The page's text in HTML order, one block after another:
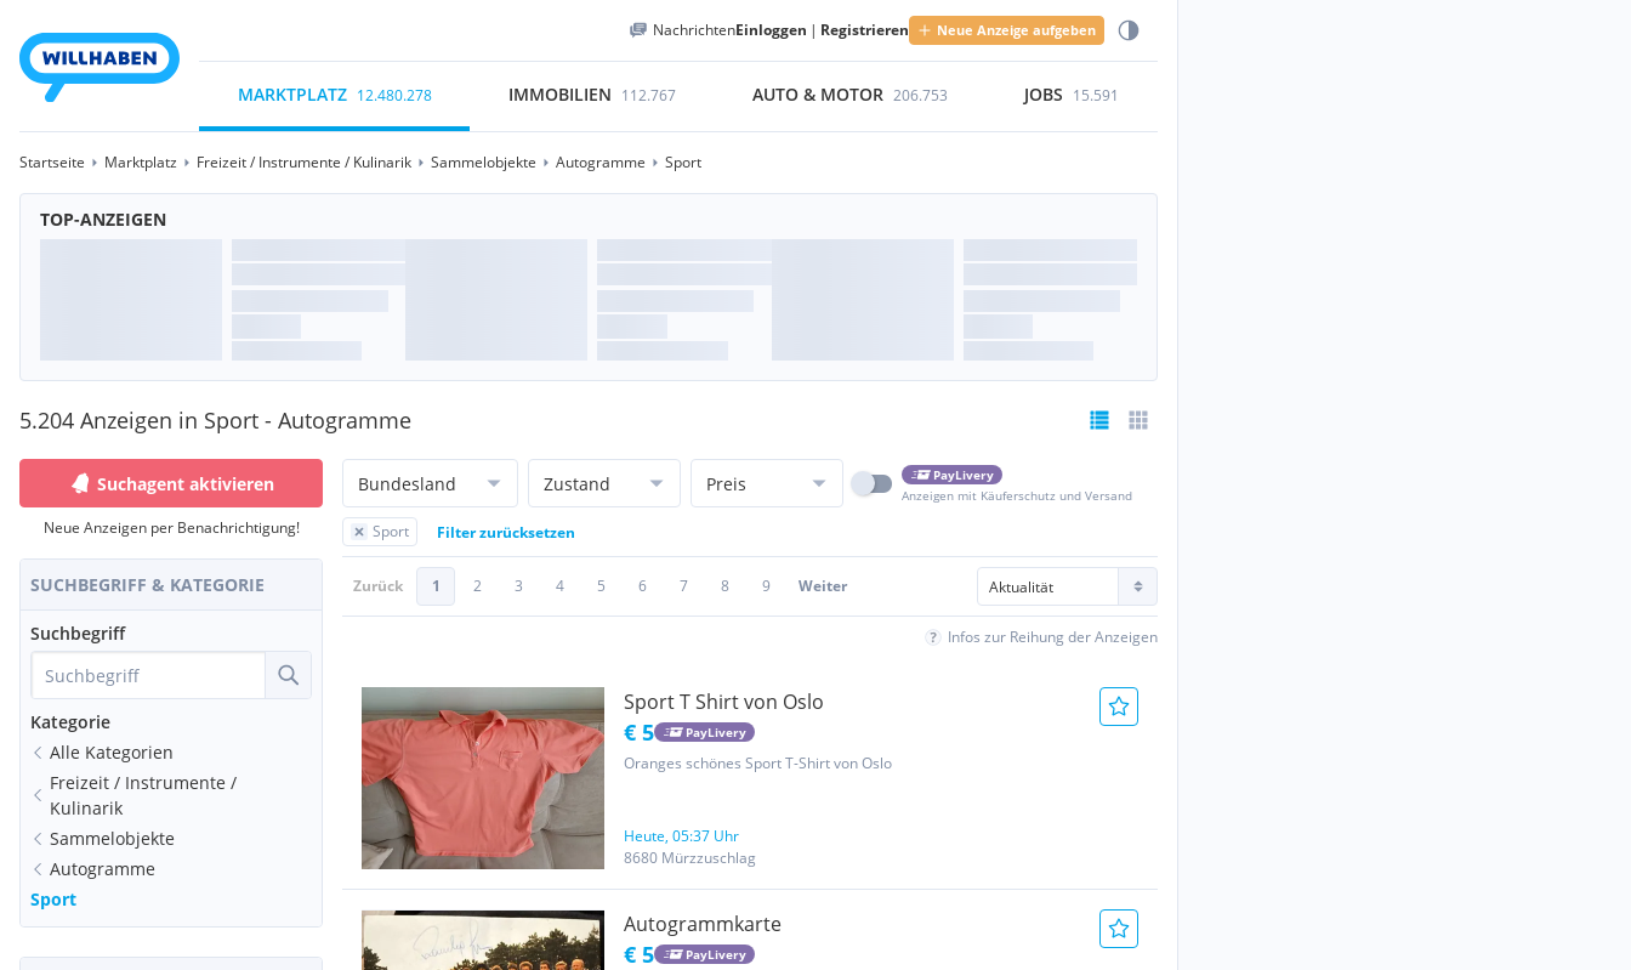
NachrichtenEinloggen | Registrieren Neue Anzeige aufgeben
MARKTPLATZ 12.480.278 IMMOBILIEN 112.767 AUTO & MOTOR 206.753 JOBS 15.591
Startseite Marktplatz Freizeit / Instrumente / Kulinarik Sammelobjekte Autogramme Sport
TOP-ANZEIGEN
5.204 Anzeigen in Sport - Autogramme
Suchagent aktivieren
Neue Anzeigen per Benachrichtigung!
SUCHBEGRIFF & KATEGORIE
Suchbegriff
Kategorie
Alle Kategorien
Freizeit / Instrumente /
Kulinarik
Sammelobjekte
Autogramme
Sport
Bundesland Zustand Preis
PayLivery
Anzeigen mit Käuferschutz und Versand
Sport Filter zurücksetzen
Zurück 1 2 3 4 5 6 7 8 9 Weiter
Infos zur Reihung der Anzeigen
Sport T Shirt von Oslo
€ 5 PayLivery
Oranges schönes Sport T-Shirt von Oslo
Heute, 05:37 Uhr
8680 Mürzzuschlag
Autogrammkarte
€ 5 PayLivery